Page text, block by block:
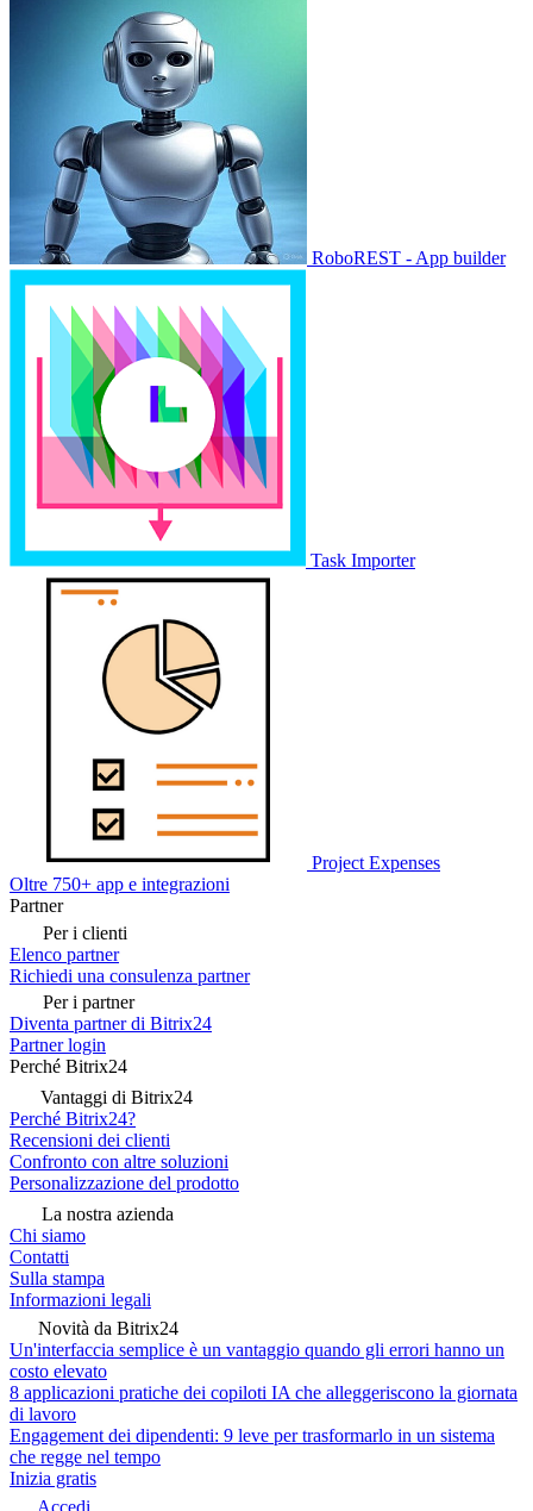
RoboREST - App builder
Task Importer
Project Expenses
Oltre 750+ app e integrazioni
Partner
Per i clienti
Elenco partner
Richiedi una consulenza partner
Per i partner
Diventa partner di Bitrix24
Partner login
Perché Bitrix24
Vantaggi di Bitrix24
Perché Bitrix24?
Recensioni dei clienti
Confronto con altre soluzioni
Personalizzazione del prodotto
La nostra azienda
Chi siamo
Contatti
Sulla stampa
Informazioni legali
Novità da Bitrix24
Un'interfaccia semplice è un vantaggio quando gli errori hanno un
costo elevato
8 applicazioni pratiche dei copiloti IA che alleggeriscono la giornata
di lavoro
Engagement dei dipendenti: 9 leve per trasformarlo in un sistema
che regge nel tempo
Inizia gratis
Accedi